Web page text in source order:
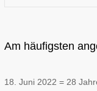
Am häufigsten
18. Juni 2022 = 28